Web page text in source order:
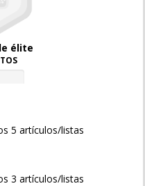
élite
5 artículos/listas
3 artículos/listas